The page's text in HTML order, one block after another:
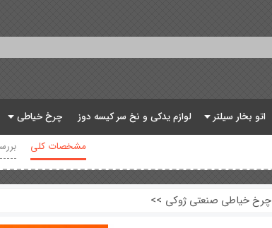
اتو بخار سیلتر لوازم یدکی و نخ سر کیسه دوز چرخ خیاطی
مشخصات کلی
چرخ خیاطی صنعتی ژوکی >>